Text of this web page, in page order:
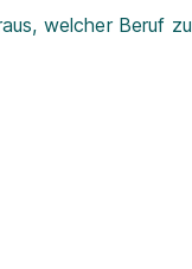
welcher Beruf zu